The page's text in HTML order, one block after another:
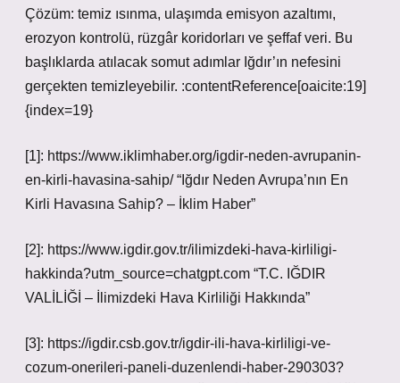
Çözüm: temiz ısınma, ulaşımda emisyon azaltımı,
erozyon kontrolü, rüzgâr koridorları ve şeffaf veri. Bu
başlıklarda atılacak somut adımlar Iğdır’ın nefesini
gerçekten temizleyebilir. :contentReference[oaicite:19]
{index=19}
[1]: https://www.iklimhaber.org/igdir-neden-avrupanin-
en-kirli-havasina-sahip/ “Iğdır Neden Avrupa’nın En
Kirli Havasına Sahip? – İklim Haber”
[2]: https://www.igdir.gov.tr/ilimizdeki-hava-kirliligi-
hakkinda?utm_source=chatgpt.com “T.C. IĞDIR
VALİLİĞİ – İlimizdeki Hava Kirliliği Hakkında”
[3]: https://igdir.csb.gov.tr/igdir-ili-hava-kirliligi-ve-
cozum-onerileri-paneli-duzenlendi-haber-290303?